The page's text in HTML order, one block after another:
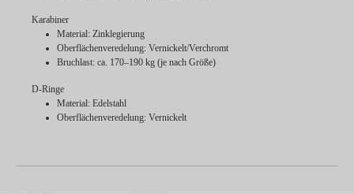
Karabiner
Material: Zinklegierung
Oberflächenveredelung: Vernickelt/Verchromt
Bruchlast: ca. 170–190 kg (je nach Größe)
D-Ringe
Material: Edelstahl
Oberflächenveredelung: Vernickelt